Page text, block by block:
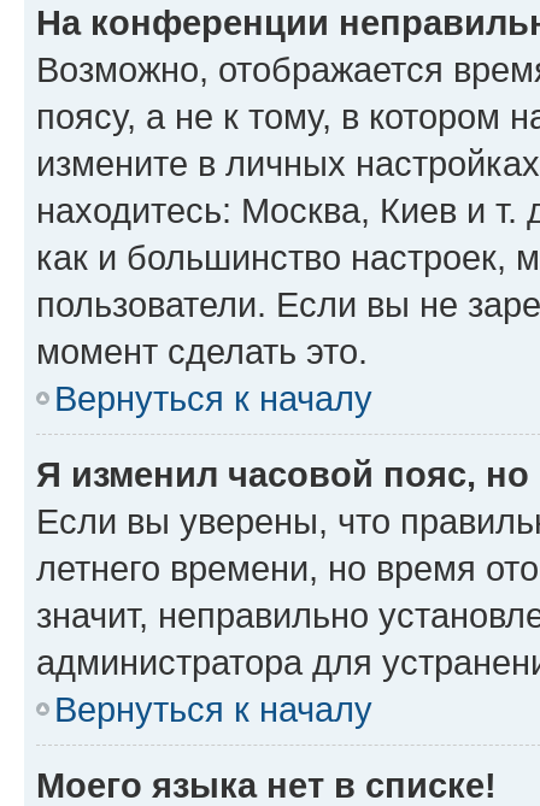
На конференции
Возможно, отображается
поясу, а не к тому, в котором
измените в личных
находитесь: Москва, Киев и т.
как и большинство настроек,
пользователи. Если вы не
момент сделать это.
Вернуться к началу
Я изменил часовой пояс,
Если вы уверены, что
летнего времени, но время
значит, неправильно
администратора для
Вернуться к началу
Моего языка нет в списке!